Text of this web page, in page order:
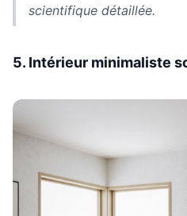
scientifique détaillée.
5. Intérieur minimaliste